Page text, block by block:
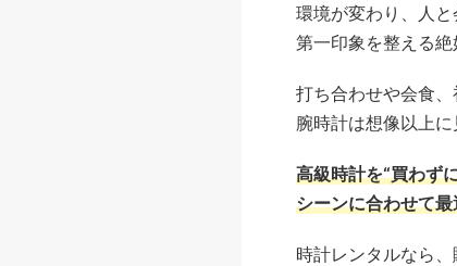
環境が変わり、人と
第一印象を整える絶
打ち合わせや会食、
腕時計は想像以上に
高級時計を“買わず
シーンに合わせて
時計レンタルなら、